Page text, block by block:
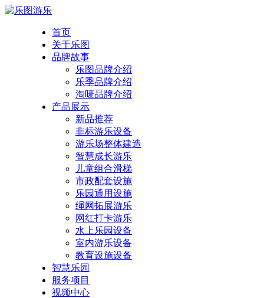
首页
关于乐图
品牌故事
乐图品牌介绍
乐季品牌介绍
淘唛品牌介绍
产品展示
新品推荐
非标游乐设备
游乐场整体建造
智慧成长游乐
儿童组合滑梯
市政配套设施
乐园通用设施
绳网拓展游乐
网红打卡游乐
水上乐园设备
室内游乐设备
教育设施设备
智慧乐园
服务项目
视频中心